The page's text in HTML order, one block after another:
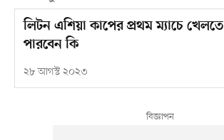
লিটন এশিয়া কাপের প্রথম ম্যাচে খেলতে
পারবেন কি
২৮ আগস্ট ২০২৩